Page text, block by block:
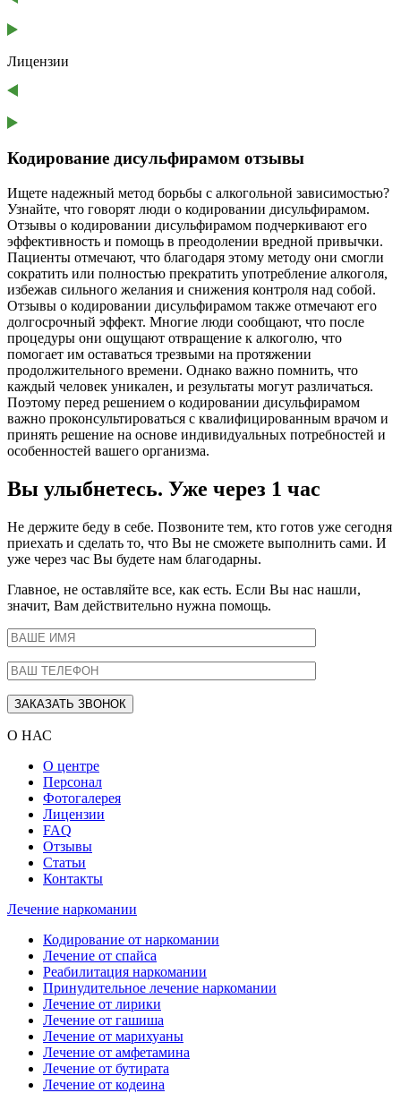
Лицензии
Кодирование дисульфирамом отзывы
Ищете надежный метод борьбы с алкогольной зависимостью?
Узнайте, что говорят люди о кодировании дисульфирамом.
Отзывы о кодировании дисульфирамом подчеркивают его
эффективность и помощь в преодолении вредной привычки.
Пациенты отмечают, что благодаря этому методу они смогли
сократить или полностью прекратить употребление алкоголя,
избежав сильного желания и снижения контроля над собой.
Отзывы о кодировании дисульфирамом также отмечают его
долгосрочный эффект. Многие люди сообщают, что после
процедуры они ощущают отвращение к алкоголю, что
помогает им оставаться трезвыми на протяжении
продолжительного времени. Однако важно помнить, что
каждый человек уникален, и результаты могут различаться.
Поэтому перед решением о кодировании дисульфирамом
важно проконсультироваться с квалифицированным врачом и
принять решение на основе индивидуальных потребностей и
особенностей вашего организма.
Вы улыбнетесь. Уже через 1 час
Не держите беду в себе. Позвоните тем, кто готов уже сегодня
приехать и сделать то, что Вы не сможете выполнить сами. И
уже через час Вы будете нам благодарны.
Главное, не оставляйте все, как есть. Если Вы нас нашли,
значит, Вам действительно нужна помощь.
О НАС
О центре
Персонал
Фотогалерея
Лицензии
FAQ
Отзывы
Статьи
Контакты
Лечение наркомании
Кодирование от наркомании
Лечение от спайса
Реабилитация наркомании
Принудительное лечение наркомании
Лечение от лирики
Лечение от гашиша
Лечение от марихуаны
Лечение от амфетамина
Лечение от бутирата
Лечение от кодеина